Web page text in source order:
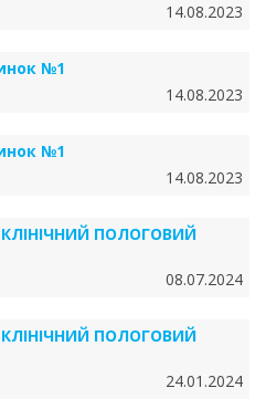
14.08.2023
№1
14.08.2023
№1
14.08.2023
ПОЛОГОВИЙ
08.07.2024
ПОЛОГОВИЙ
24.01.2024